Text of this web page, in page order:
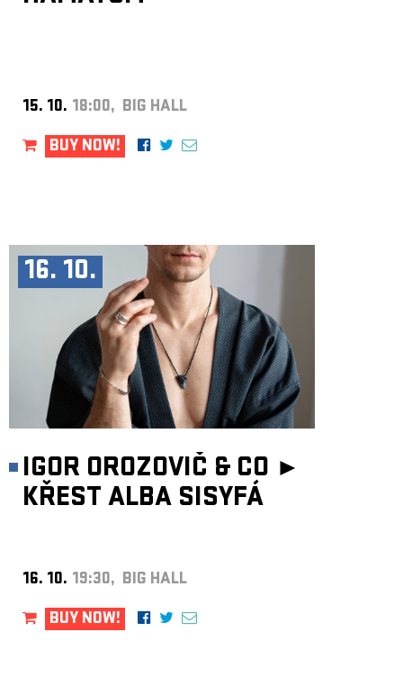
15. 10. 18:00, BIG HALL
BUY NOW!
16. 10.
IGOR OROZOVIČ & CO ►
KŘEST ALBA SISYFÁ
16. 10. 19:30, BIG HALL
BUY NOW!